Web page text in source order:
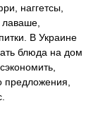
наггетсы,
В Украине
блюда на дом
предложения,